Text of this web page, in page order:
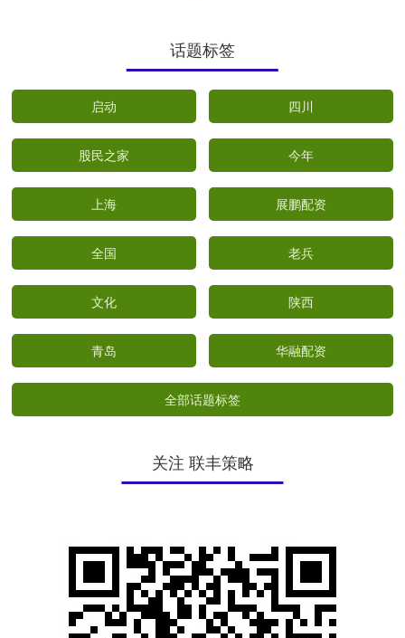
话题标签
启动 四川
股民之家 今年
上海 展鹏配资
全国 老兵
文化 陕西
青岛 华融配资
全部话题标签
关注 联丰策略